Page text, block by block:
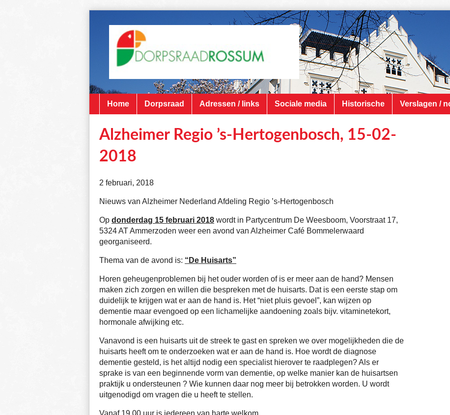
Home Dorpsraad Adressen / links Sociale media Historische Verslagen /
Alzheimer Regio ’s-Hertogenbosch, 15-02-
2018
2 februari, 2018
Nieuws van Alzheimer Nederland Afdeling Regio ’s-Hertogenbosch
Op donderdag 15 februari 2018 wordt in Partycentrum De Weesboom, Voorstraat 17,
5324 AT Ammerzoden weer een avond van Alzheimer Café Bommelerwaard
georganiseerd.
Thema van de avond is: “De Huisarts”
Horen geheugenproblemen bij het ouder worden of is er meer aan de hand? Mensen
maken zich zorgen en willen die bespreken met de huisarts. Dat is een eerste stap om
duidelijk te krijgen wat er aan de hand is. Het “niet pluis gevoel”, kan wijzen op
dementie maar evengoed op een lichamelijke aandoening zoals bijv. vitaminetekort,
hormonale afwijking etc.
Vanavond is een huisarts uit de streek te gast en spreken we over mogelijkheden die de
huisarts heeft om te onderzoeken wat er aan de hand is. Hoe wordt de diagnose
dementie gesteld, is het altijd nodig een specialist hierover te raadplegen? Als er
sprake is van een beginnende vorm van dementie, op welke manier kan de huisartsen
praktijk u ondersteunen ? Wie kunnen daar nog meer bij betrokken worden. U wordt
uitgenodigd om vragen die u heeft te stellen.